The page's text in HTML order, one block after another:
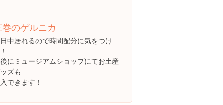
巻のゲルニカ
中居れるので時間配分に気をつけ
にミュージアムショップにてお土産
ズも
できます！